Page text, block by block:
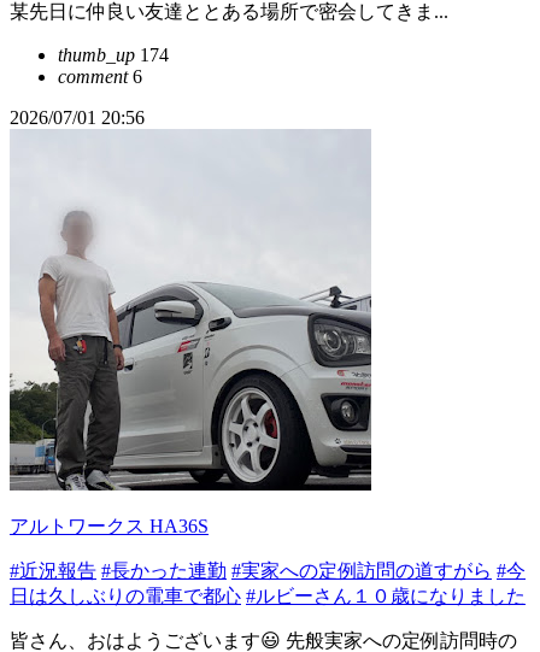
某先日に仲良い友達ととある場所で密会してきま...
thumb_up 174
comment6
2026/07/01 20:56
アルトワークス HA36S
#近況報告 #長かった連勤 #実家への定例訪問の道すがら #今
日は久しぶりの電車で都心 #ルビーさん１０歳になりました
皆さん、おはようございます😃 先般実家への定例訪問時の